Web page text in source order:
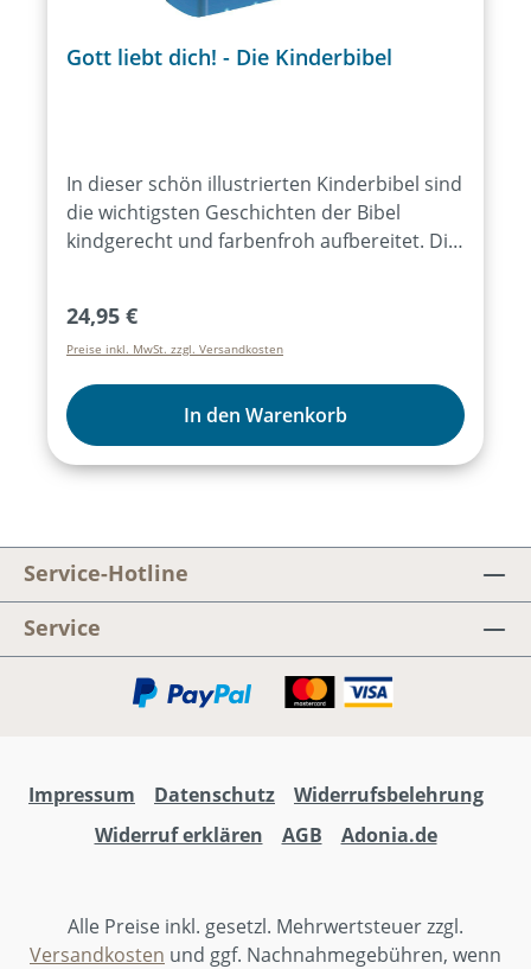
Gott liebt dich! - Die Kinderbibel
In dieser schön illustrierten Kinderbibel sind
die wichtigsten Geschichten der Bibel
kindgerecht und farbenfroh aufbereitet. Die
Erwachsene an, selbst in diese Geschichten
einzutauchen.Der leichtverständliche Text
von Markus Hottiger eignet sich bestens
zum Nacherzählen, ist aber auch für
Erstlesekinder ideal zum Selberentdecken.
Auf jedem Bild gilt es darüber hinaus, ein
Chronologisch führt die Kinderbibel durch
das Alte und Neue Testament und vermittelt
vor allem eines: dass Gott die Menschen
liebt. Und wie!Diese Kinderbibel sollte jede
Enkeln biblische Geschichten.
Regulärer Preis:
24,95 €
Preise inkl. MwSt. zzgl. Versandkosten
In den Warenkorb
Service-Hotline
Service
Impressum Datenschutz
Widerrufsbelehrung
Widerruf erklären
AGB Adonia.de
Alle Preise inkl. gesetzl. Mehrwertsteuer zzgl.
Versandkosten und ggf. Nachnahmegebühren, wenn